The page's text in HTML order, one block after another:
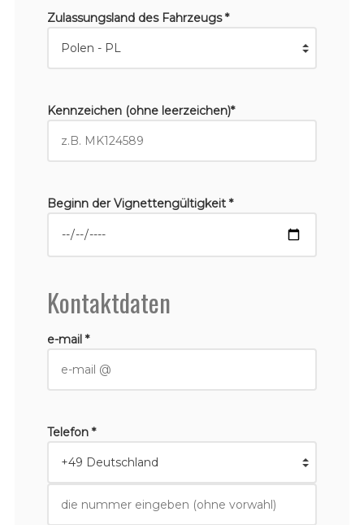
Zulassungsland des Fahrzeugs *
Kennzeichen (ohne leerzeichen)*
Beginn der Vignettengültigkeit *
Kontaktdaten
e-mail *
Telefon *